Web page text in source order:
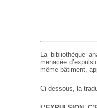
La bibliothèque
menacée
même bâtiment,
Ci-dessous, la